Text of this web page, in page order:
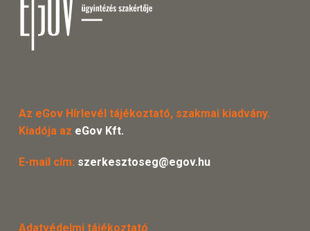
Az eGov Hírlevél tájékoztató, szakmai kiadvány.
Kiadója az eGov Kft.
E-mail cím: szerkesztoseg@egov.hu
Adatvédelmi tájékoztató